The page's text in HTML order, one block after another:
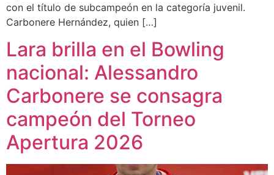
con el título de subcampeón en la categoría juvenil.
Carbonere Hernández, quien […]
Lara brilla en el Bowling
nacional: Alessandro
Carbonere se consagra
campeón del Torneo
Apertura 2026